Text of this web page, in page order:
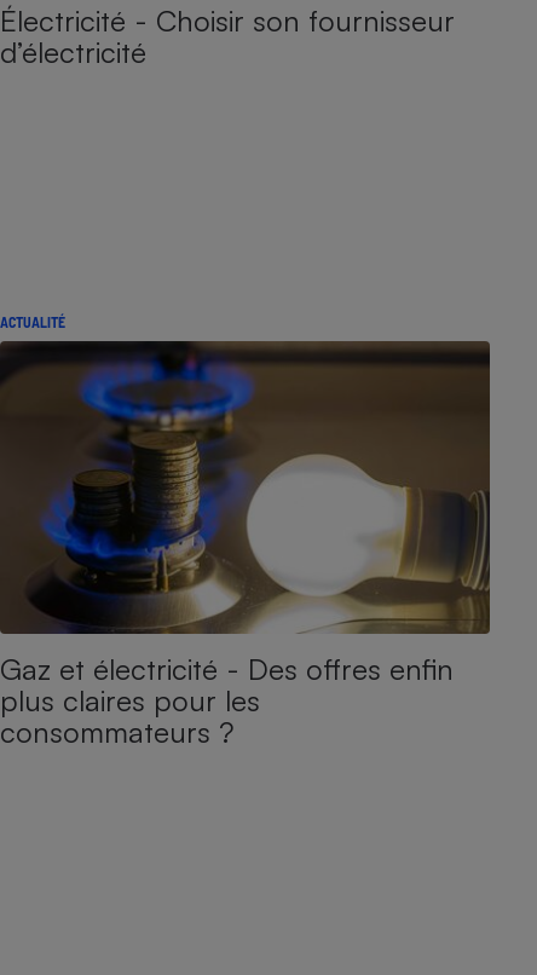
Électricité - Choisir son fournisseur
d’électricité
ACTUALITÉ
Gaz et électricité - Des offres enfin
plus claires pour les
consommateurs ?